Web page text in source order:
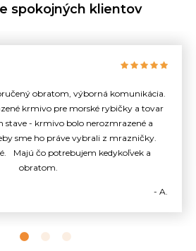
spokojných klientov
obratom, výborná komunikácia.
krmivo pre morské rybičky a tovar
stave - krmivo bolo nerozmrazené a
sme ho práve vybrali z mrazničky.
Majú čo potrebujem kedykoľvek a
obratom.
- A.